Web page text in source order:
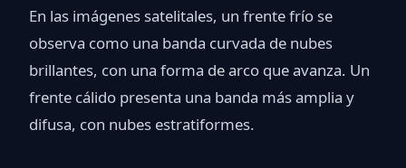
En las imágenes satelitales, un frente frío se
observa como una banda curvada de nubes
brillantes, con una forma de arco que avanza. Un
frente cálido presenta una banda más amplia y
difusa, con nubes estratiformes.